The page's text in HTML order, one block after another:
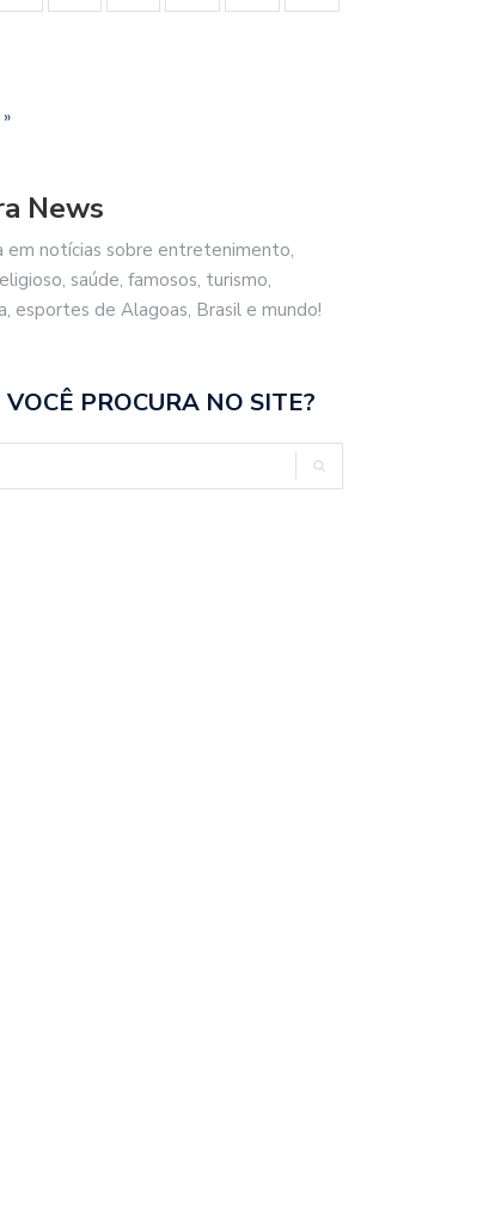
News
em notícias sobre entretenimento,
saúde, famosos, turismo,
esportes de Alagoas, Brasil e mundo!
VOCÊ PROCURA NO SITE?